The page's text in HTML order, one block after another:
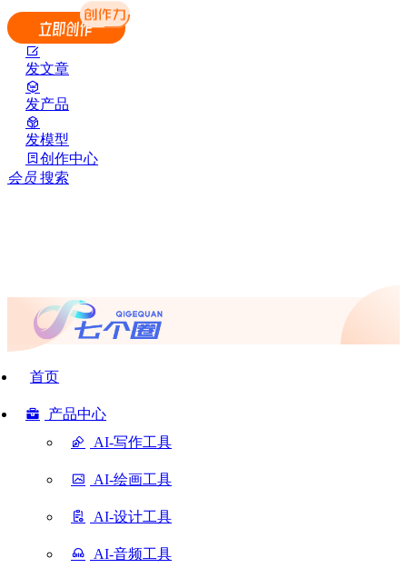
发文章
发产品
发模型
创作中心
会员 搜索
首页
产品中心
AI-写作工具
AI-绘画工具
AI-设计工具
AI-音频工具